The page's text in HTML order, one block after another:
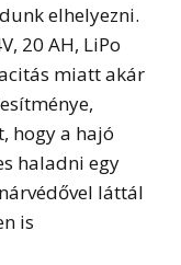
elhelyezni.
20 AH, LiPo
miatt akár
hogy a hajó
haladni egy
láttál
is